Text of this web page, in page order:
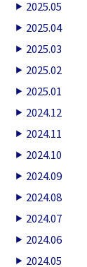
2025.05
2025.04
2025.03
2025.02
2025.01
2024.12
2024.11
2024.10
2024.09
2024.08
2024.07
2024.06
2024.05